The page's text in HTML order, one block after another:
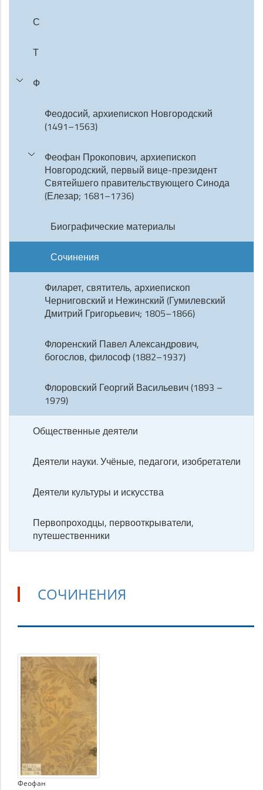
С
Т
Ф
Феодосий, архиепископ Новгородский
(1491–1563)
Феофан Прокопович, архиепископ
Новгородский, первый вице-президент
Святейшего правительствующего Синода
(Елезар; 1681–1736)
Биографические материалы
Сочинения
Филарет, святитель, архиепископ
Черниговский и Нежинский (Гумилевский
Дмитрий Григорьевич; 1805–1866)
Флоренский Павел Александрович,
богослов, философ (1882–1937)
Флоровский Георгий Васильевич (1893 –
1979)
Общественные деятели
Деятели науки. Учёные, педагоги, изобретатели
Деятели культуры и искусства
Первопроходцы, первооткрыватели,
путешественники
СОЧИНЕНИЯ
Сочинения
Феофан